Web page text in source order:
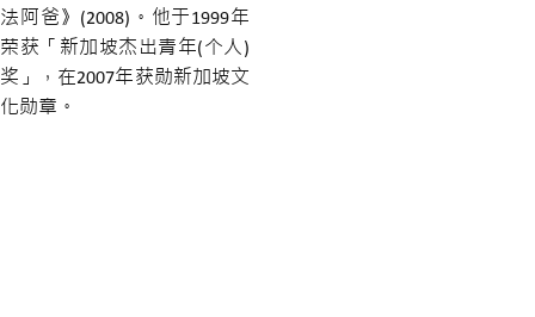
法阿爸》(2008)。他于1999年
荣获「新加坡杰出青年(个人)
奖」，在2007年获勋新加坡文
化勋章。